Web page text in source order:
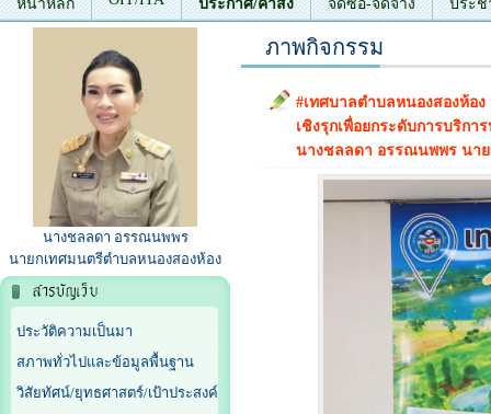
หน้าหลัก ประกาศ/คำสั่ง จัดซื้อ-จัดจ้าง ประช
ติดต่อเรา
นางชลลดา อรรณนพพร
นายกเทศมนตรีตำบลหนองสองห้อง
ประวัติความเป็นมา
สภาพทั่วไปและข้อมูลพื้นฐาน
วิสัยทัศน์/ยุทธศาสตร์/เป้าประสงค์
ภาพกิจกรรม
#เทศบาลตำบลหนองสองห้อ
เชิงรุกเพื่อยกระดับการบริกา
นางชลลดา อรรณนพพร นา